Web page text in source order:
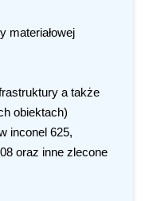
materiałowej
a także
obiektach)
inconel 625,
oraz inne zlecone